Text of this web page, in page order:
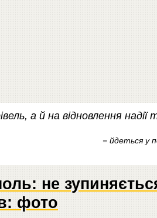
а й на відновлення надії
= йдеться у
не
фото